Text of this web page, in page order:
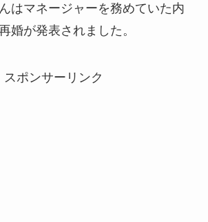
はマネージャーを務めていた内
婚が発表されました。
スポンサーリンク